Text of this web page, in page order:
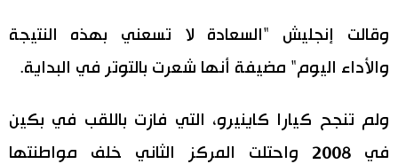
طوكيو
وقالت إنجليش "السعادة لا تسعني بهذه النتيجة
والأداء اليوم" مضيفة أنها شعرت بالتوتر في البداية.
ولم تنجح كيارا كاينيرو، التي فازت باللقب في بكين
في 2008 واحتلت المركز الثاني خلف مواطنتها